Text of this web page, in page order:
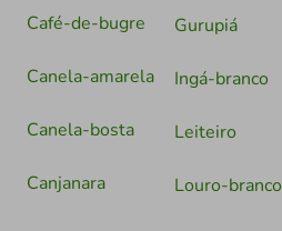
Café-de-bugre
Canela-amarela
Canela-bosta
Canjanara
Gurupiá
Ingá-branco
Leiteiro
Louro-branco